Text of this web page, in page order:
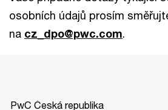
osobních údajů prosím
na cz_dpo@pwc.com.
PwC Česká republika